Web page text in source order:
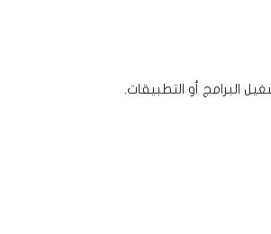
البرامج أو التطبيقات.